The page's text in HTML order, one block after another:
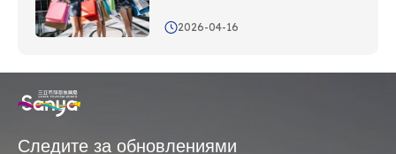
2026-04-16
Следите за обновлениями